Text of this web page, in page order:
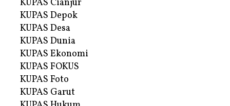
KUPAS Cianjur
KUPAS Depok
KUPAS Desa
KUPAS Dunia
KUPAS Ekonomi
KUPAS FOKUS
KUPAS Foto
KUPAS Garut